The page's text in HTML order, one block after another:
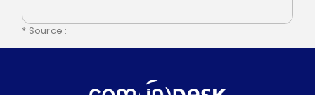
* Source :